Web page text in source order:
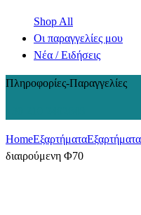
Shop All
Οι παραγγελίες μου
Νέα / Ειδήσεις
Πληροφορίες-Παραγγελίες
HomeΕξαρτήματα
διαιρούμενη Φ70